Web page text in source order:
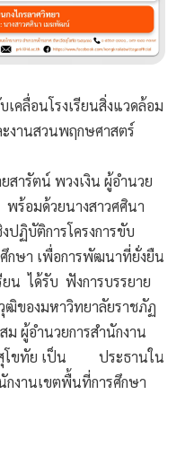
เคลื่อนโรงเรียนสิ่งแวดล้อม
งานสวนพฤกษศาสตร์
สารัตน์ พวงเงิน ผู้อำนวย
พร้อมด้วยนางสาวศศินา
ปฏิบัติการโครงการขับ
ศึกษา เพื่อการพัฒนาที่ยั่งยืน
น  ได้รับ  ฟังการบรรยาย
ฒิของมหาวิทยาลัยราชภัฏ
ม ผู้อำนวยการสำนักงาน
ขทัย เป็น         ประธานใน
งานเขตพื้นที่การศึกษา